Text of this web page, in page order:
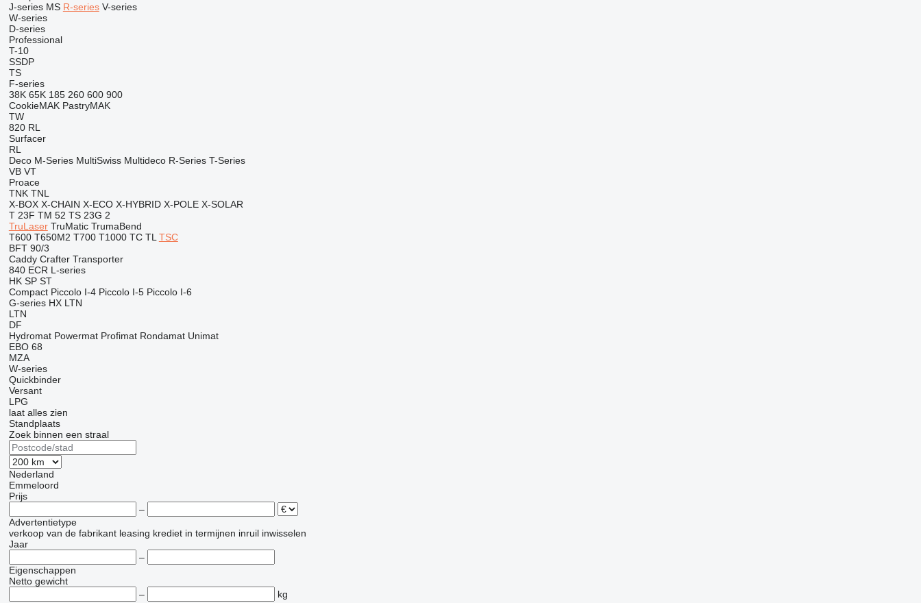
J-series MS R-series V-series
W-series
D-series
Professional
T-10
SSDP
TS
F-series
38K 65K 185 260 600 900
CookieMAK PastryMAK
TW
820 RL
Surfacer
RL
Deco M-Series MultiSwiss Multideco R-Series T-Series
VB VT
Proace
TNK TNL
X-BOX X-CHAIN X-ECO X-HYBRID X-POLE X-SOLAR
T 23F TM 52 TS 23G 2
TruLaser TruMatic TrumaBend
T600 T650M2 T700 T1000 TC TL TSC
BFT 90/3
Caddy Crafter Transporter
840 ECR L-series
HK SP ST
Compact Piccolo I-4 Piccolo I-5 Piccolo I-6
G-series HX LTN
LTN
DF
Hydromat Powermat Profimat Rondamat Unimat
EBO 68
MZA
W-series
Quickbinder
Versant
LPG
laat alles zien
Standplaats
Zoek binnen een straal
Nederland
Emmeloord
Prijs
–
Advertentietype
verkoop van de fabrikant leasing krediet in termijnen inruil inwisselen
Jaar
–
Eigenschappen
Netto gewicht
–
kg